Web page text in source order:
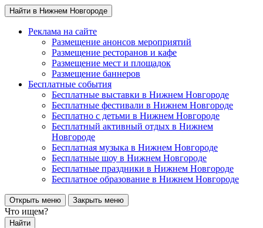
Найти в Нижнем Новгороде
Реклама на сайте
Размещение анонсов мероприятий
Размещение ресторанов и кафе
Размещение мест и площадок
Размещение баннеров
Бесплатные события
Бесплатные выставки в Нижнем Новгороде
Бесплатные фестивали в Нижнем Новгороде
Бесплатно с детьми в Нижнем Новгороде
Бесплатный активный отдых в Нижнем
Новгороде
Бесплатная музыка в Нижнем Новгороде
Бесплатные шоу в Нижнем Новгороде
Бесплатные праздники в Нижнем Новгороде
Бесплатное образование в Нижнем Новгороде
Открыть меню Закрыть меню
Что ищем?
Найти